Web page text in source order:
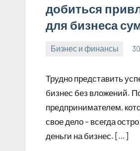
добиться
для бизнеса
Бизнес и финансы
stroyotdelde
Трудно представить
бизнес без вложений.
предпринимателем,
свое дело – всегда
деньги на бизнес. […]